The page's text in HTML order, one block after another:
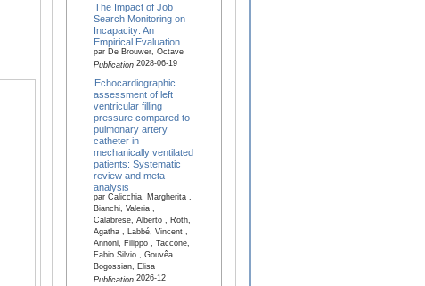
The Impact of Job
Search Monitoring on
Incapacity: An
Empirical Evaluation
par De Brouwer, Octave
Publication2028-06-19
Echocardiographic
assessment of left
ventricular filling
pressure compared to
pulmonary artery
catheter in
mechanically ventilated
patients: Systematic
review and meta-
analysis
par Calicchia, Margherita ,
Bianchi, Valeria ,
Calabrese, Alberto , Roth,
Agatha , Labbé, Vincent ,
Annoni, Filippo , Taccone,
Fabio Silvio , Gouvêa
Bogossian, Elisa
Publication2026-12